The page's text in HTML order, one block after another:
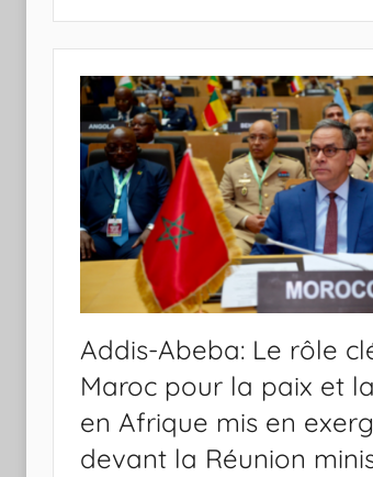
Addis-Abeba: Le rôle
Maroc pour la paix et
en Afrique mis en
devant la Réunion